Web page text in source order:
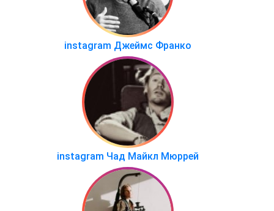
instagram Джеймс Франко
instagram Чад Майкл Мюррей